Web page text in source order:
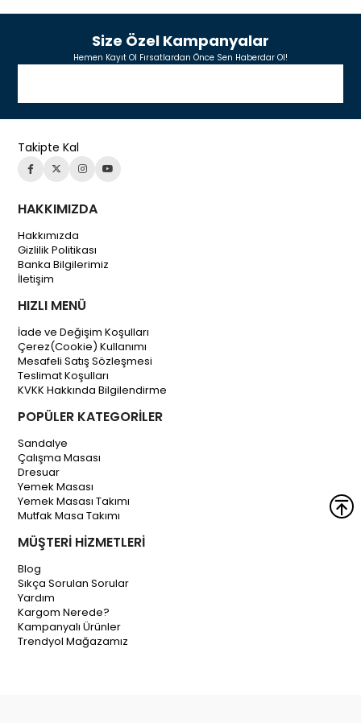
Size Özel Kampanyalar
Hemen Kayıt Ol Fırsatlardan Önce Sen Haberdar Ol!
Takipte Kal
HAKKIMIZDA
Hakkımızda
Gizlilik Politikası
Banka Bilgilerimiz
İletişim
HIZLI MENÜ
İade ve Değişim Koşulları
Çerez(Cookie) Kullanımı
Mesafeli Satış Sözleşmesi
Teslimat Koşulları
KVKK Hakkında Bilgilendirme
POPÜLER KATEGORİLER
Sandalye
Çalışma Masası
Dresuar
Yemek Masası
Yemek Masası Takımı
Mutfak Masa Takımı
MÜŞTERİ HİZMETLERİ
Blog
Sıkça Sorulan Sorular
Yardım
Kargom Nerede?
Kampanyalı Ürünler
Trendyol Mağazamız